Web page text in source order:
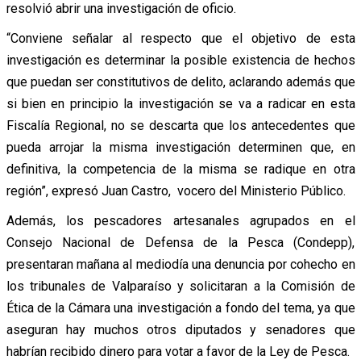
resolvió abrir una investigación de oficio.
“Conviene señalar al respecto que el objetivo de esta
investigación es determinar la posible existencia de hechos
que puedan ser constitutivos de delito, aclarando además que
si bien en principio la investigación se va a radicar en esta
Fiscalía Regional, no se descarta que los antecedentes que
pueda arrojar la misma investigación determinen que, en
definitiva, la competencia de la misma se radique en otra
región”, expresó Juan Castro, vocero del Ministerio Público.
Además, los pescadores artesanales agrupados en el
Consejo Nacional de Defensa de la Pesca (Condepp),
presentaran mañana al mediodía una denuncia por cohecho en
los tribunales de Valparaíso y solicitaran a la Comisión de
Ética de la Cámara una investigación a fondo del tema, ya que
aseguran hay muchos otros diputados y senadores que
habrían recibido dinero para votar a favor de la Ley de Pesca.